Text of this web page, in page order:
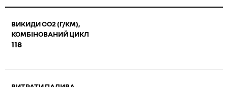
ВИКИДИ СО2 (Г/КМ),
КОМБІНОВАНИЙ ЦИКЛ
118